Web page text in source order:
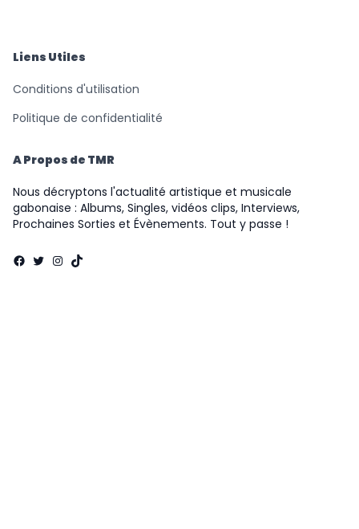
Liens Utiles
Conditions d'utilisation
Politique de confidentialité
A Propos de TMR
Nous décryptons l'actualité artistique et musicale
gabonaise : Albums, Singles, vidéos clips, Interviews,
Prochaines Sorties et Évènements. Tout y passe !
Facebook
Twitter
Instagram
TikTok